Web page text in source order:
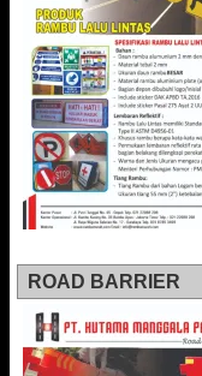
ROAD BARRIER